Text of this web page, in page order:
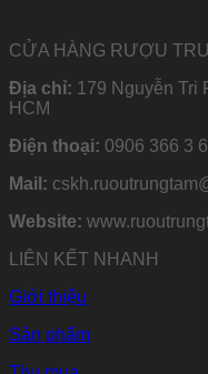
CỬA HÀNG RƯỢU
Địa chỉ: 179 Nguyễn Tri
HCM
Điện thoại: 0906 366 3
Mail:
Website:
LIÊN KẾT NHANH
Giới thiệu
Sản phẩm